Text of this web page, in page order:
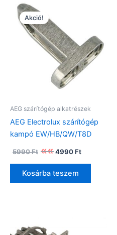
Akció!
AEG szárítógép alkatrészek
AEG Electrolux szárítógép
kampó EW/HB/QW/T8D
5990Ft
Original
price
was:
5990 Ft.
4990Ft
price
is:
Kosárba teszem